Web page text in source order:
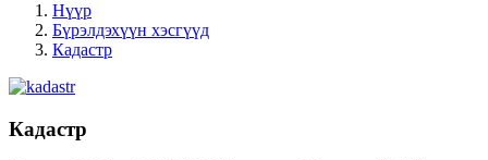
Нүүр
Бүрэлдэхүүн хэсгүүд
Кадастр
Кадастр